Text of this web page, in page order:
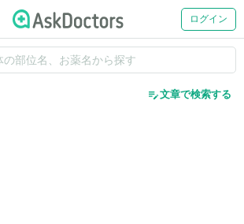
ログイン
edit_note文章で検索する